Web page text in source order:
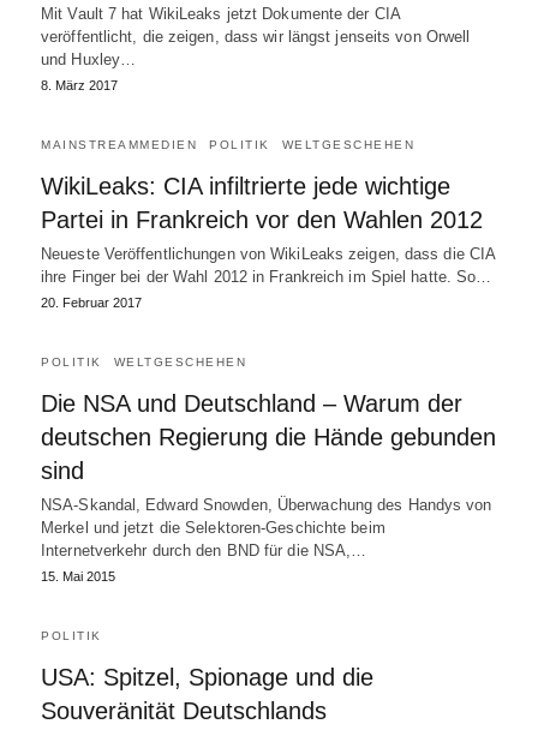
Mit Vault 7 hat WikiLeaks jetzt Dokumente der CIA
veröffentlicht, die zeigen, dass wir längst jenseits von Orwell
und Huxley…
8. März 2017
MAINSTREAMMEDIEN POLITIK WELTGESCHEHEN
WikiLeaks: CIA infiltrierte jede wichtige
Partei in Frankreich vor den Wahlen 2012
Neueste Veröffentlichungen von WikiLeaks zeigen, dass die CIA
ihre Finger bei der Wahl 2012 in Frankreich im Spiel hatte. So…
20. Februar 2017
POLITIK WELTGESCHEHEN
Die NSA und Deutschland – Warum der
deutschen Regierung die Hände gebunden
sind
NSA-Skandal, Edward Snowden, Überwachung des Handys von
Merkel und jetzt die Selektoren-Geschichte beim
Internetverkehr durch den BND für die NSA,…
15. Mai 2015
POLITIK
USA: Spitzel, Spionage und die
Souveränität Deutschlands